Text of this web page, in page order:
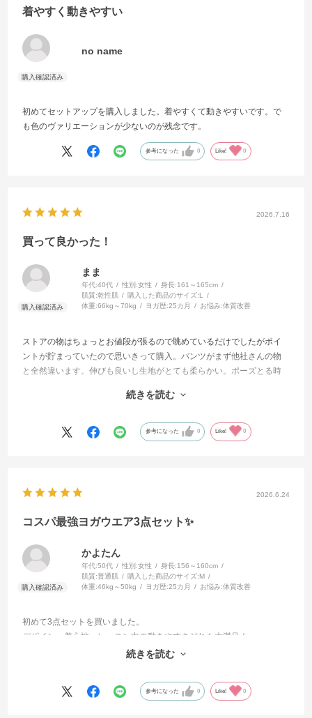
着やすく動きやすい
no name
初めてセットアップを購入しました。着やすくて動きやすいです。で
も色のヴァリエーションが少ないのが残念です。
参考になった 0 Like! 0
2026.7.16
買って良かった！
まま
年代:40代 性別:女性 身長:161～165cm
肌質:乾性肌 購入した商品のサイズ: L
体重:66kg～70kg ヨガ歴:25カ月 お悩み:体質改善
ストアの物はちょっとお値段が張るので眺めているだけでしたがポイ
ントが貯まっていたので思いきって購入。パンツがまず他社さんの物
と全然違います。伸びも良いし生地がとても柔らかい。ポーズとる時
イズよりワンサイズ下げましたが正解でした。また購入したいと思い
続きを読む
参考になった 0 Like! 0
2026.6.24
コスパ最強ヨガウエア3点セット✨
かよたん
年代:50代 性別:女性 身長:156～160cm
肌質:普通肌 購入した商品のサイズ:M
体重:46kg～50kg ヨガ歴:25カ月 お悩み:体質改善
初めて3点セットを買いました。
デザイン、着心地、レッスン中の動きやすさどれも大満足！
Tシャツ・ブラトップ・レギンスそれぞれ持っているヨガウエアと合わ
続きを読む
参考になった 0 Like! 0